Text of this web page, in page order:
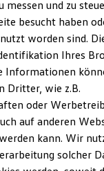
Updates
und zu
besucht haben
worden sind.
Ihres
Informationen
Dritter, wie z.B.
oder
auf anderen
kann. Wir
solcher